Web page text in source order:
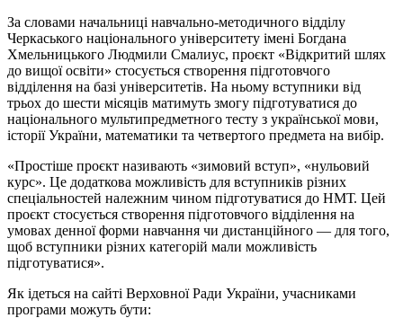
За словами начальниці навчально-методичного відділу
Черкаського національного університету імені Богдана
Хмельницького Людмили Смалиус, проєкт «Відкритий шлях
до вищої освіти» стосується створення підготовчого
відділення на базі університетів. На ньому вступники від
трьох до шести місяців матимуть змогу підготуватися до
національного мультипредметного тесту з української мови,
історії України, математики та четвертого предмета на вибір.
«Простіше проєкт називають «зимовий вступ», «нульовий
курс». Це додаткова можливість для вступників різних
спеціальностей належним чином підготуватися до НМТ. Цей
проєкт стосується створення підготовчого відділення на
умовах денної форми навчання чи дистанційного — для того,
щоб вступники різних категорій мали можливість
підготуватися».
Як ідеться на сайті Верховної Ради України, учасниками
програми можуть бути: